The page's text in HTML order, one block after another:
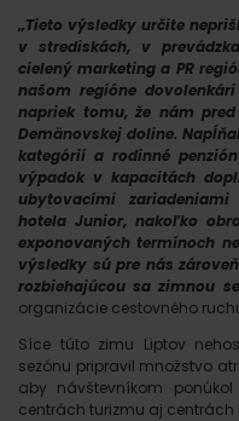
„Tieto výsledky určite
v strediskách, v
cielený marketing a PR
našom regióne
napriek tomu, že nám
Demänovskej doline.
kategórií a rodinné
výpadok v kapacitách
ubytovacími
hotela Junior, nakoľko
exponovaných termínoch
výsledky sú pre nás
rozbiehajúcou sa zimnou
organizácie cestovného ruchu
Síce túto zimu Liptov
sezónu pripravil množstvo
aby návštevníkom
centrách turizmu aj centrách